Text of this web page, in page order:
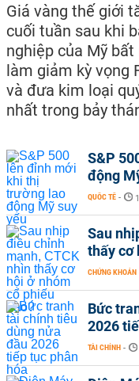
Giá vàng thế giới
cuối tuần sau khi
nghiệp của Mỹ
làm giảm kỳ vọng
và đưa kim loại
nhất trong bảy
S&P
động
QUỐC TẾ -
Sau
thấy cơ
CHỨNG KHOÁN
Bức
2026
TÀI CHÍNH -